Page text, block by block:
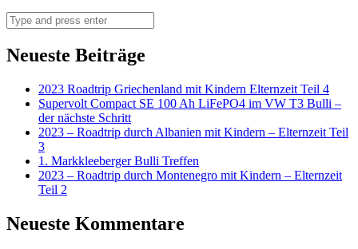
BULLI
VERREISEN
Reiseblog
-
BULLI
Search
Neueste Beiträge
2023 Roadtrip Griechenland mit Kindern Elternzeit Teil 4
Supervolt Compact SE 100 Ah LiFePO4 im VW T3 Bulli –
der nächste Schritt
2023 – Roadtrip durch Albanien mit Kindern – Elternzeit Teil
3
1. Markkleeberger Bulli Treffen
2023 – Roadtrip durch Montenegro mit Kindern – Elternzeit
Teil 2
Neueste Kommentare